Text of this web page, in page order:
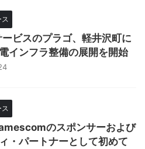
ス
ビスのプラゴ、軽井沢町に
インフラ整備の展開を開始
ス
のスポンサーおよび
・パートナーとして初めて